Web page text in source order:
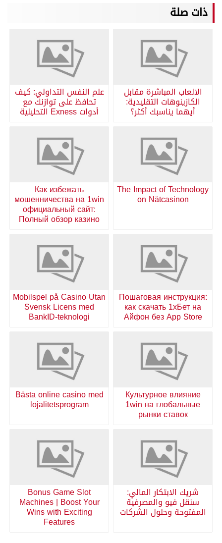
ذات صلة
الالعاب المباشرة مقابل
الكازينوهات التقليدية:
أيهما يناسبك أكثر؟
علم النفس التداولي: كيف
تحافظ على توازنك مع
أدوات Exness التحليلية
The Impact of Technology
on Nätcasinon
Как избежать
мошенничества на 1win
официальный сайт:
Полный обзор казино
Пошаговая инструкция:
как скачать 1хБет на
Айфон без App Store
Mobilspel på Casino Utan
Svensk Licens med
BankID-teknologi
Культурное влияние
1win на глобальные
рынки ставок
Bästa online casino med
lojalitetsprogram
شريك الابتكار المالي:
سنقل فيو والمصرفية
المفتوحة وحلول الشركات
Bonus Game Slot
Machines | Boost Your
Wins with Exciting
Features